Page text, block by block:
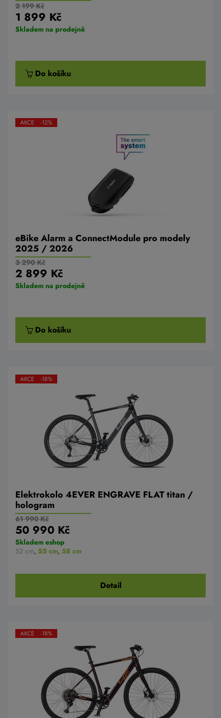
2 199 Kč
1 899 Kč
Skladem na prodejně
Do košíku
eBike Alarm a ConnectModule pro modely
2025 / 2026
AKCE -12%
3 290 Kč
2 899 Kč
Skladem na prodejně
Do košíku
Elektrokolo 4EVER ENGRAVE FLAT titan /
hologram
AKCE -18%
61 990 Kč
50 990 Kč
Skladem eshop
52 cm, 55 cm, 58 cm
Detail
AKCE -18%